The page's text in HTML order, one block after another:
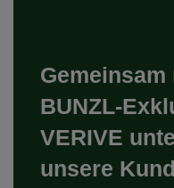
BUNZL-
VERIVE
unsere